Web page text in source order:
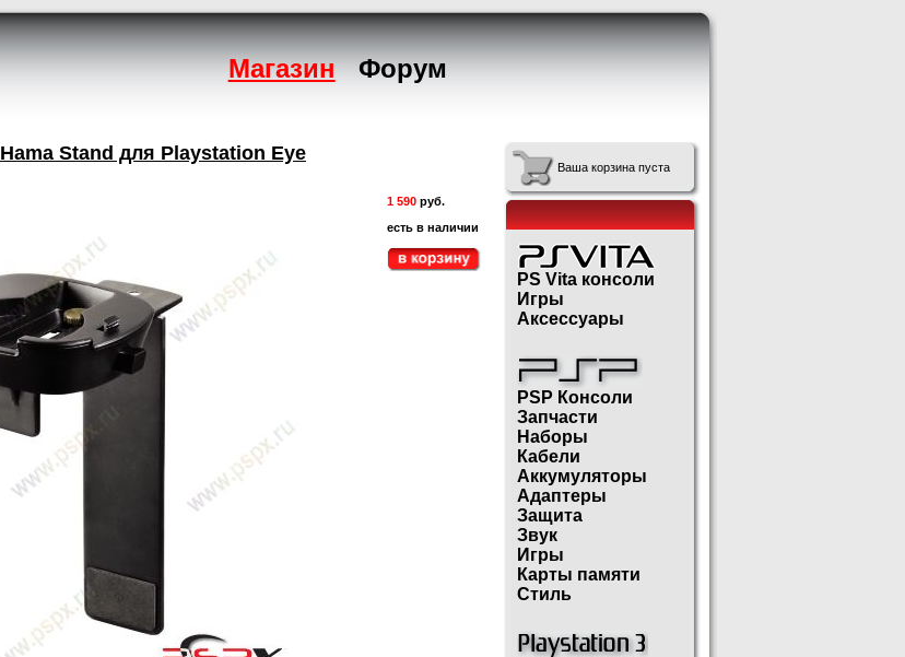
Магазин Форум
Hama Stand для Playstation Eye
1 590 руб.
есть в наличии
Ваша корзина пуста
PS Vita консоли
Игры
Аксессуары
PSP Консоли
Запчасти
Наборы
Кабели
Аккумуляторы
Адаптеры
Защита
Звук
Игры
Карты памяти
Стиль